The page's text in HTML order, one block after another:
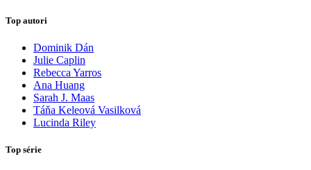
Top autori
Dominik Dán
Julie Caplin
Rebecca Yarros
Ana Huang
Sarah J. Maas
Táňa Keleová Vasilková
Lucinda Riley
Top série